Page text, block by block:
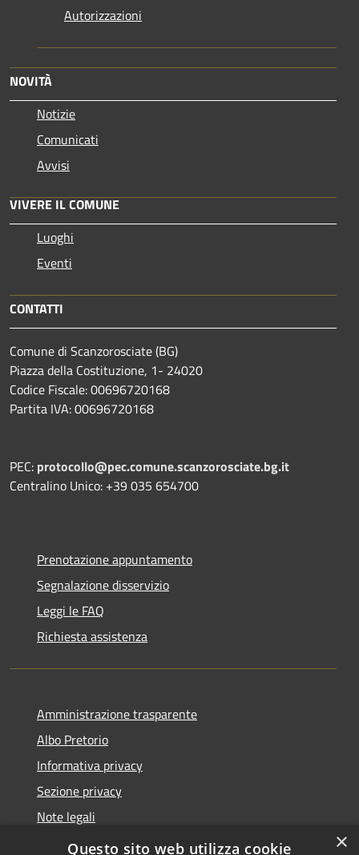
Autorizzazioni
NOVITÀ
Notizie
Comunicati
Avvisi
VIVERE IL COMUNE
Luoghi
Eventi
CONTATTI
Comune di Scanzorosciate (BG)
Piazza della Costituzione, 1- 24020
Codice Fiscale: 00696720168
Partita IVA: 00696720168
PEC: protocollo@pec.comune.scanzorosciate.bg.it
Centralino Unico: +39 035 654700
Prenotazione appuntamento
Segnalazione disservizio
Leggi le FAQ
Richiesta assistenza
Amministrazione trasparente
Albo Pretorio
Informativa privacy
Sezione privacy
Note legali
Dichiarazione di accessibilità
×
Questo sito web utilizza cookie